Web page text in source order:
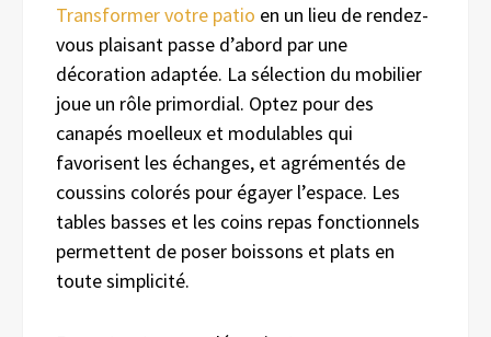
Transformer votre patio en un lieu de rendez-
vous plaisant passe d’abord par une
décoration adaptée. La sélection du mobilier
joue un rôle primordial. Optez pour des
canapés moelleux et modulables qui
favorisent les échanges, et agrémentés de
coussins colorés pour égayer l’espace. Les
tables basses et les coins repas fonctionnels
permettent de poser boissons et plats en
toute simplicité.